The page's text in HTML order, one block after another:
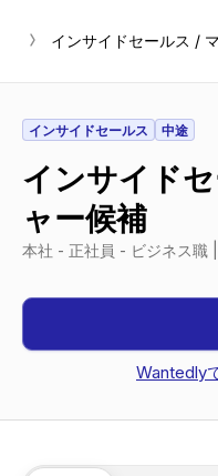
chevron_right-s インサイドセールス /
インサイドセールス 中途
インサイド
ャー候補
本社 - 正社員 - ビジネス職
Wantedly